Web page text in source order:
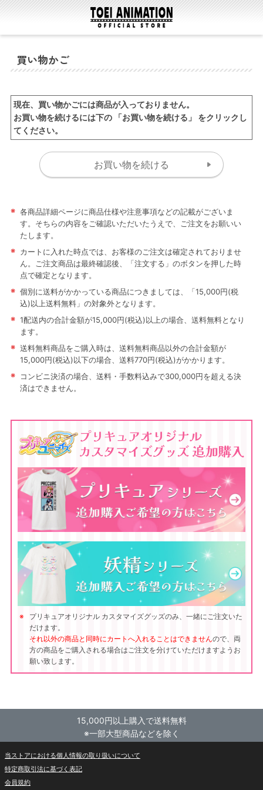
買い物かご
現在、買い物かごには商品が入っておりません。
お買い物を続けるには下の 「お買い物を続ける」 をクリックし
てください。
※ 各商品詳細ページに商品仕様や注意事項などの記載がございま
す。そちらの内容をご確認いただいたうえで、ご注文をお願いい
たします。
※ カートに入れた時点では、お客様のご注文は確定されておりませ
ん。ご注文商品は最終確認後、「注文する」のボタンを押した時
点で確定となります。
※ 個別に送料がかかっている商品につきましては、「15,000円(税
込)以上送料無料」の対象外となります。
※ 1配送内の合計金額が15,000円(税込)以上の場合、送料無料となり
ます。
※ 送料無料商品をご購入時は、送料無料商品以外の合計金額が
15,000円(税込)以下の場合、送料770円(税込)がかかります。
※
コンビニ決済の場合、送料・手数料込みで300,000円を超える決
済はできません。
プリキュアオリジナル カスタマイズグッズのみ、一緒にご注文いた
だけます。
それ以外の商品と同時にカートへ入れることはできませんので、両
方の商品をご購入される場合はご注文を分けていただけますようお
願い致します。
15,000円以上購入で送料無料
※一部大型商品などを除く
当ストアにおける個人情報の取り扱いについて
特定商取引法に基づく表記
会員規約